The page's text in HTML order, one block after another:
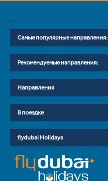
Самые популярные направления:
Рекомендуемые направления:
Направления
В поездке
flydubai Holidays